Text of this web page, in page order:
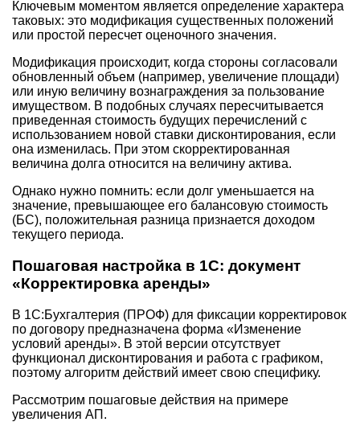
Ключевым моментом является определение характера
таковых: это модификация существенных положений
или простой пересчет оценочного значения.
Модификация происходит, когда стороны согласовали
обновленный объем (например, увеличение площади)
или иную величину вознаграждения за пользование
имуществом. В подобных случаях пересчитывается
приведенная стоимость будущих перечислений с
использованием новой ставки дисконтирования, если
она изменилась. При этом скорректированная
величина долга относится на величину актива.
Однако нужно помнить: если долг уменьшается на
значение, превышающее его балансовую стоимость
(БС), положительная разница признается доходом
текущего периода.
Пошаговая настройка в 1С: документ
«Корректировка аренды»
В 1С:Бухгалтерия (ПРОФ) для фиксации корректировок
по договору предназначена форма «Изменение
условий аренды». В этой версии отсутствует
функционал дисконтирования и работа с графиком,
поэтому алгоритм действий имеет свою специфику.
Рассмотрим пошаговые действия на примере
увеличения АП.